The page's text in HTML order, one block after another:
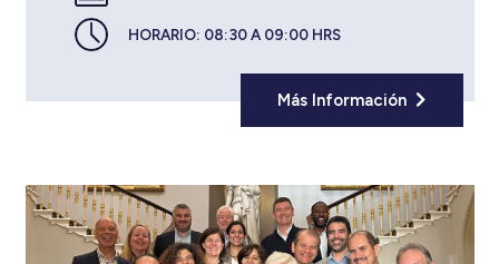
HORARIO: 08:30 A 09:00 HRS
Más Información